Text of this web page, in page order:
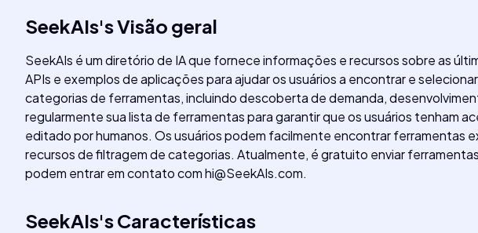
SeekAIs'sVisão geral
SeekAIs é um diretório de IA que fornece informações e recursos sobre as
APIs e exemplos de aplicações para ajudar os usuários a encontrar e
categorias de ferramentas, incluindo descoberta de demanda,
regularmente sua lista de ferramentas para garantir que os usuários tenham
editado por humanos. Os usuários podem facilmente encontrar ferramentas
recursos de filtragem de categorias. Atualmente, é gratuito enviar
podem entrar em contato comhi@SeekAIs.com.
SeekAIs'sCaracterísticas